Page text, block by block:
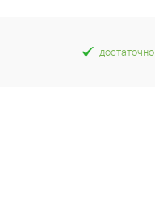
достаточно